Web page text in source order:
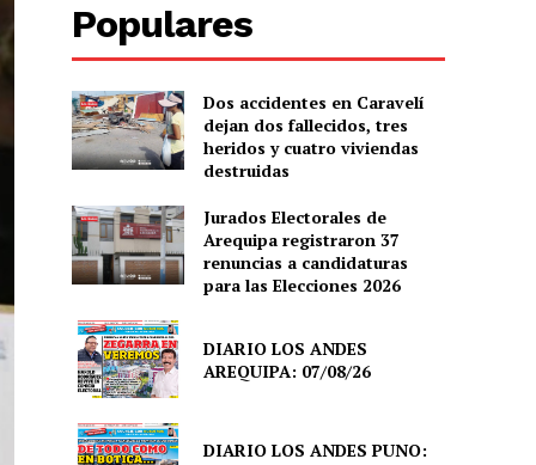
Populares
Dos accidentes en Caravelí
dejan dos fallecidos, tres
heridos y cuatro viviendas
destruidas
Jurados Electorales de
Arequipa registraron 37
renuncias a candidaturas
para las Elecciones 2026
DIARIO LOS ANDES
AREQUIPA: 07/08/26
DIARIO LOS ANDES PUNO: